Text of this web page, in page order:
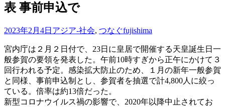
表 事前申込で
2023年2月4日 アジア-社会, つなぐfujishima
宮内庁は２月２日付で、23日に皇居で開催する天皇誕生日一
般参賀の要領を発表した。午前10時すぎから正午にかけて３
回行われる予定。感染拡大防止のため、１月の新年一般参賀
と同様、事前申込制とし、参賀者を抽選で計4,800人に絞っ
ている。倍率は約13倍だった。
新型コロナウイルス禍の影響で、2020年以降中止されてお